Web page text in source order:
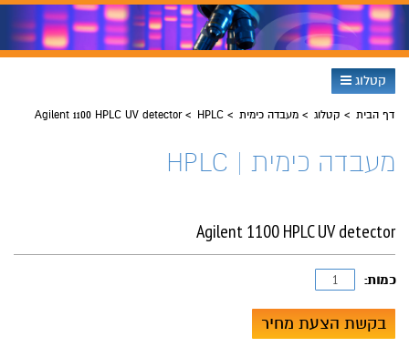
קטלוג
דף הבית קטלוג מעבדה כימית HPLC
Agilent 1100 HPLC UV detector
מעבדה כימית | HPLC
Agilent 1100 HPLC UV detector
כמות:
בקשת הצעת מחיר